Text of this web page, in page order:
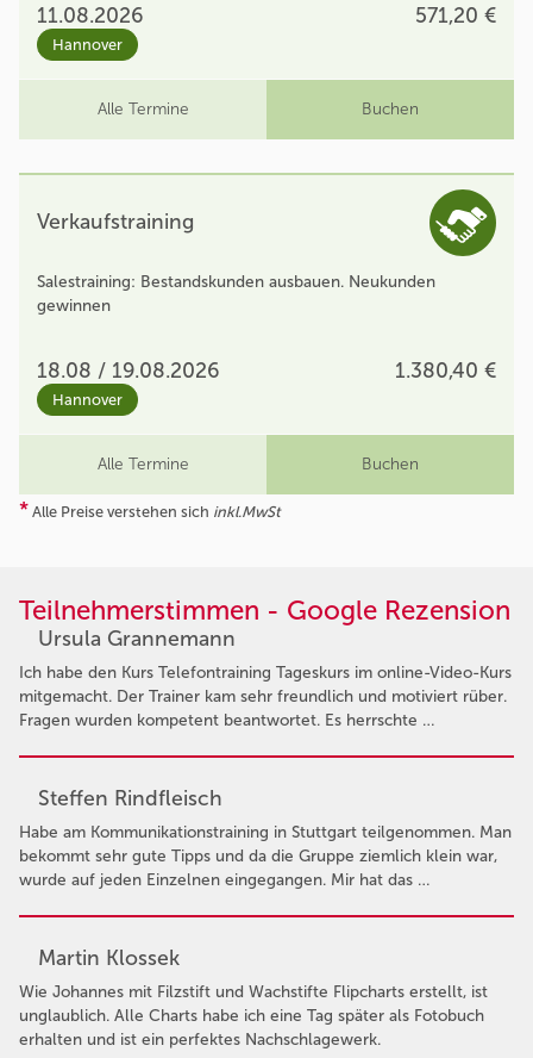
11.08.2026 571,20 €
Hannover
Alle Termine Buchen
Verkaufstraining
Salestraining: Bestandskunden ausbauen. Neukunden
gewinnen
18.08 / 19.08.2026 1.380,40 €
Hannover
Alle Termine Buchen
* Alle Preise verstehen sich inkl.MwSt
Teilnehmerstimmen - Google Rezension
Ursula Grannemann
Ich habe den Kurs Telefontraining Tageskurs im online-Video-Kurs
mitgemacht. Der Trainer kam sehr freundlich und motiviert rüber.
Fragen wurden kompetent beantwortet. Es herrschte …
Steffen Rindfleisch
Habe am Kommunikationstraining in Stuttgart teilgenommen. Man
bekommt sehr gute Tipps und da die Gruppe ziemlich klein war,
wurde auf jeden Einzelnen eingegangen. Mir hat das …
Martin Klossek
Wie Johannes mit Filzstift und Wachstifte Flipcharts erstellt, ist
unglaublich. Alle Charts habe ich eine Tag später als Fotobuch
erhalten und ist ein perfektes Nachschlagewerk.